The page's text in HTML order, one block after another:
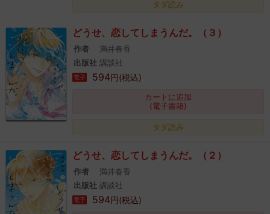
タダ読み
どうせ、恋してしまうんだ。（３）
作者
満井春香
出版社 講談社
電子 594円(税込)
カートに追加
(電子書籍)
タダ読み
どうせ、恋してしまうんだ。（２）
作者
満井春香
出版社 講談社
電子 594円(税込)